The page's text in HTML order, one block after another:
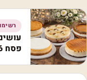
פסח 2026 בקונדיטוריות